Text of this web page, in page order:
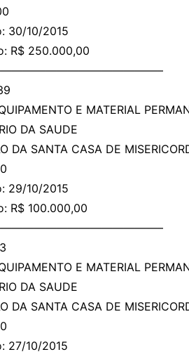
30/10/2015
R$ 250.000,00
E MATERIAL
DA SAUDE
DA SANTA CASA DE
29/10/2015
R$ 100.000,00
E MATERIAL
DA SAUDE
DA SANTA CASA DE
27/10/2015